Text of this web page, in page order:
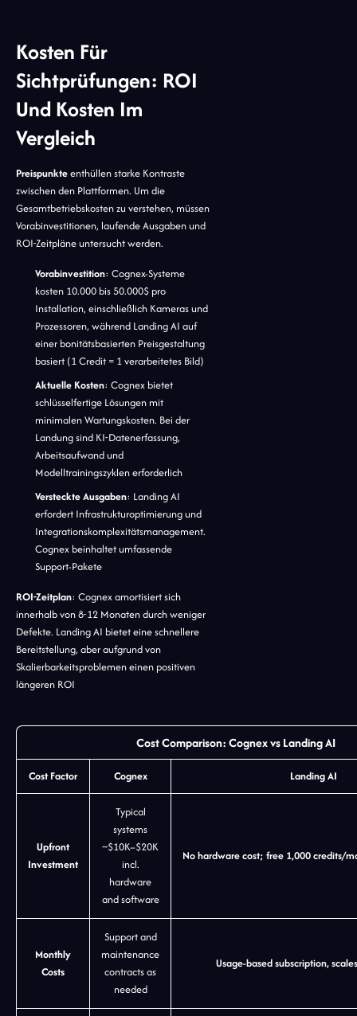
Kosten Für
Sichtprüfungen: ROI
Und Kosten Im
Vergleich
Preispunkteenthüllen starke Kontraste
zwischen den Plattformen. Um die
Gesamtbetriebskosten zu verstehen, müssen
Vorabinvestitionen, laufende Ausgaben und
ROI-Zeitpläne untersucht werden.
Vorabinvestition: Cognex-Systeme
kosten 10.000 bis 50.000$ pro
Installation, einschließlich Kameras und
Prozessoren, während Landing AI auf
einer bonitätsbasierten Preisgestaltung
basiert (1 Credit = 1 verarbeitetes Bild)
Aktuelle Kosten: Cognex bietet
schlüsselfertige Lösungen mit
minimalen Wartungskosten. Bei der
Landung sind KI-Datenerfassung,
Arbeitsaufwand und
Modelltrainingszyklen erforderlich
Versteckte Ausgaben: Landing AI
erfordert Infrastrukturoptimierung und
Integrationskomplexitätsmanagement.
Cognex beinhaltet umfassende
Support-Pakete
ROI-Zeitplan: Cognex amortisiert sich
innerhalb von 8-12 Monaten durch weniger
Defekte. Landing AI bietet eine schnellere
Bereitstellung, aber aufgrund von
Skalierbarkeitsproblemen einen positiven
längeren ROI
Cost Comparison: Cognex vs Landing AI
Cost Factor Cognex Landing AI
Upfront
Investment
Typical
systems
~$10K–$20K
incl.
hardware
and software
No hardware cost; free 1,000 credits/
Monthly
Costs
Support and
maintenance
contracts as
needed
Usage-based subscription,